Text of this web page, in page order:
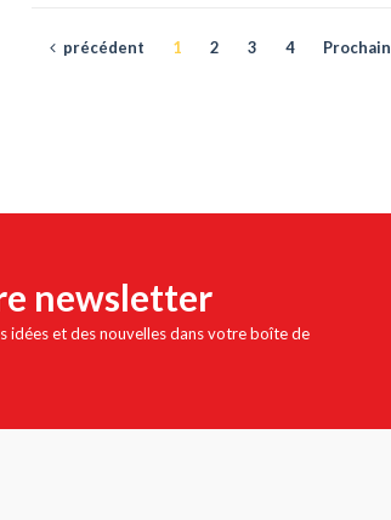
précédent 1 2 3 4 Prochain
newsletter
et des nouvelles dans votre boîte de